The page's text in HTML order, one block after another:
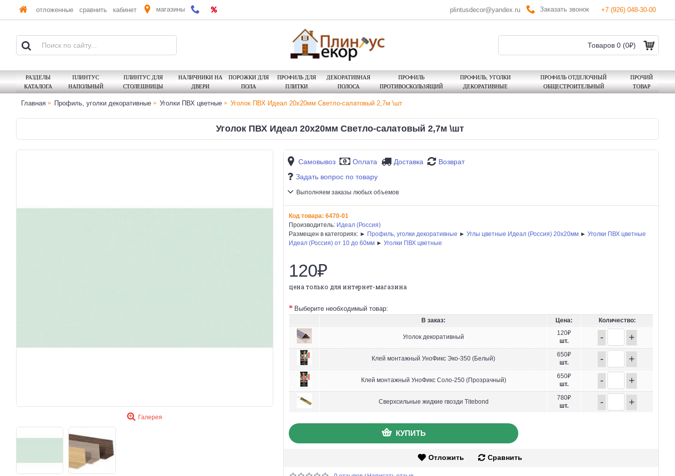
отложенные сравнить кабинет магазины plintusdecor@yandex.ru Заказать звонок +7 (926) 048-30-00
Товаров 0 (0₽)
РАЗДЕЛЫ
КАТАЛОГА
ПЛИНТУС
НАПОЛЬНЫЙ
ПЛИНТУС ДЛЯ
СТОЛЕШНИЦЫ
НАЛИЧНИКИ НА
ДВЕРИ
ПОРОЖКИ ДЛЯ
ПОЛА
ПРОФИЛЬ ДЛЯ
ПЛИТКИ
ДЕКОРАТИВНАЯ
ПОЛОСА
ПРОФИЛЬ
ПРОТИВОСКОЛЬЗЯЩИЙ
ПРОФИЛЬ, УГОЛКИ
ДЕКОРАТИВНЫЕ
ПРОФИЛЬ ОТДЕЛОЧНЫЙ
ОБЩЕСТРОИТЕЛЬНЫЙ
ПРОЧИЙ
ТОВАР
Главная Профиль, уголки декоративные Уголки ПВХ цветные Уголок ПВХ Идеал 20х20мм Светло-салатовый 2,7м \шт
Уголок ПВХ Идеал 20х20мм Светло-салатовый 2,7м \шт
Галерея
Самовывоз Оплата Доставка
Возврат
Задать вопрос по товару
Выполняем заказы любых объемов
Код товара: 6470-01
Производитель: Идеал (Россия)
Размещен в категориях: ► Профиль, уголки декоративные ► Углы цветные Идеал (Россия) 20х20мм ► Уголки ПВХ цветные
Идеал (Россия) от 10 до 60мм ► Уголки ПВХ цветные
120₽
цена только для интернет-магазина
Выберите необходимый товар:
В заказ: Цена: Количество:
Уголок декоративный
120₽
шт.
- +
Клей монтажный УноФикс Эко-350 (Белый)
650₽
шт.
- +
Клей монтажный УноФикс Соло-250 (Прозрачный)
650₽
шт.
- +
Сверхсильные жидкие гвозди Titebond
780₽
шт.
- +
КУПИТЬ
Отложить Сравнить